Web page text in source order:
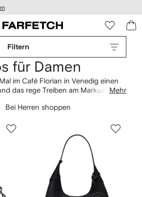
Filtern
für Damen
im Café Florian in Venedig einen
das rege Treiben am Markusplatz
, den coolen Accessoires
Mehr
Bei Herren shoppen